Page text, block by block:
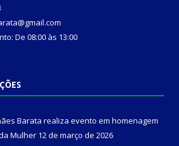
De 08:00 às 13:00
Barata realiza evento em homenagem
Mulher 12 de março de 2026